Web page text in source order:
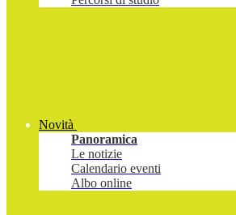
Novità
Panoramica
Le notizie
Calendario eventi
Albo online